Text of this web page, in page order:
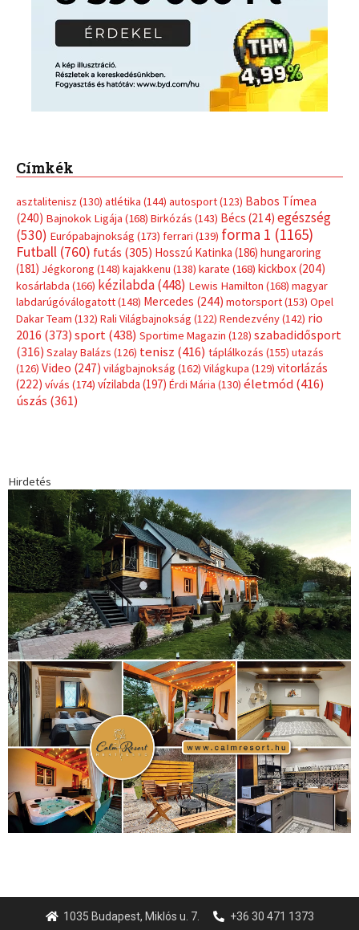
Címkék
asztalitenisz (130) atlétika (144) autosport(123) Babos Tímea
(240) Bajnokok Ligája (168) Birkózás (143) Bécs (214) egészség
(530) Európabajnokság (173) ferrari (139) forma 1 (1165)
Futball (760) futás (305) Hosszú Katinka (186) hungaroring
(181) Jégkorong (148) kajakkenu (138) karate (168) kickbox(204)
kosárlabda (166) kézilabda(448) Lewis Hamilton (168) magyar
labdarúgóválogatott(148) Mercedes (244) motorsport(153) Opel
Dakar Team (132) Rali Világbajnokság (122) Rendezvény(142) rio
2016 (373) sport(438) Sportime Magazin (128) szabadidősport
(316) Szalay Balázs (126) tenisz (416) táplálkozás (155) utazás
(126) Video (247) világbajnokság (162) Világkupa (129) vitorlázás
(222) vívás (174) vízilabda (197) Érdi Mária (130) életmód(416)
úszás (361)
Hirdetés
1035 Budapest, Miklós u. 7. +36 30 471 1373